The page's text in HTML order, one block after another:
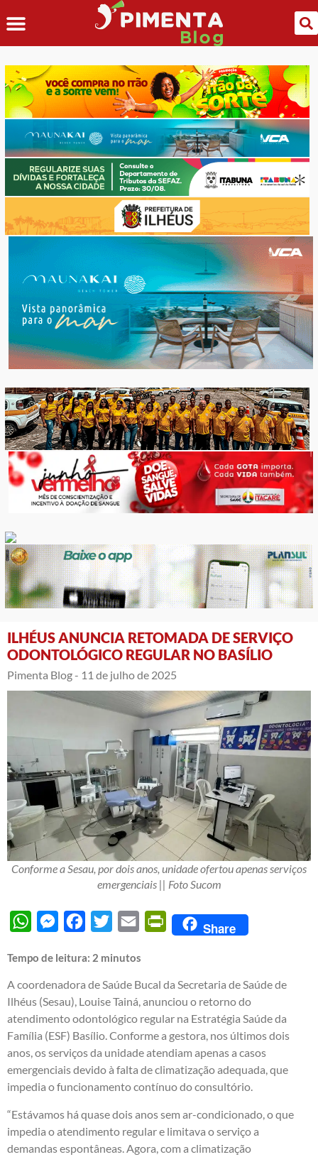
ILHÉUS ANUNCIA RETOMADA DE SERVIÇO
ODONTOLÓGICO REGULAR NO BASÍLIO
Pimenta Blog - 11 de julho de 2025
Conforme a Sesau, por dois anos, unidade ofertou apenas serviços
emergenciais || Foto Sucom
WhatsAppMessengerFacebook
Twitter Email PrintFriendly
Share
Tempo de leitura: 2 minutos
A coordenadora de Saúde Bucal da Secretaria de Saúde de
Ilhéus (Sesau), Louise Tainá, anunciou o retorno do
atendimento odontológico regular na Estratégia Saúde da
Família (ESF) Basílio. Conforme a gestora, nos últimos dois
anos, os serviços da unidade atendiam apenas a casos
emergenciais devido à falta de climatização adequada, que
impedia o funcionamento contínuo do consultório.
“Estávamos há quase dois anos sem ar-condicionado, o que
impedia o atendimento regular e limitava o serviço a
demandas espontâneas. Agora, com a climatização